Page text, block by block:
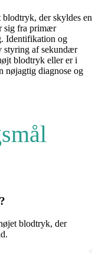
der skyldes en
sig fra primær
Identifikation og
styring af sekundær
blodtryk eller er i
nøjagtig diagnose og
blodtryk, der